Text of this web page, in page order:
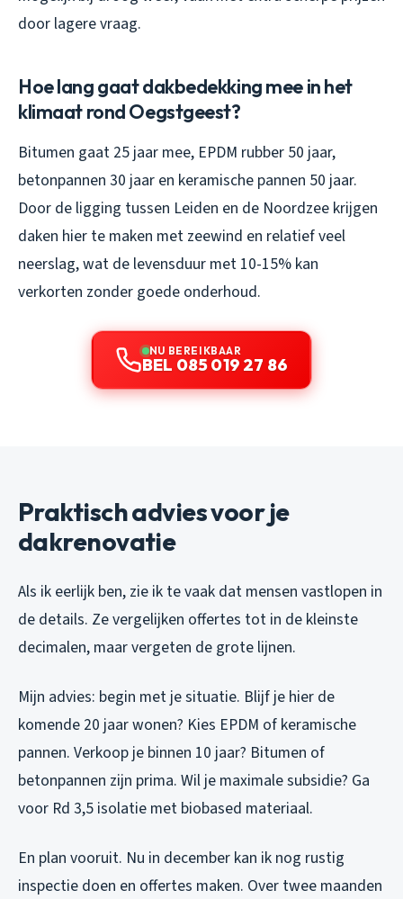
door lagere vraag.
Hoe lang gaat dakbedekking mee in het
klimaat rond Oegstgeest?
Bitumen gaat 25 jaar mee, EPDM rubber 50 jaar,
betonpannen 30 jaar en keramische pannen 50 jaar.
Door de ligging tussen Leiden en de Noordzee krijgen
daken hier te maken met zeewind en relatief veel
neerslag, wat de levensduur met 10-15% kan
verkorten zonder goede onderhoud.
NU BEREIKBAAR
BEL 085 019 27 86
Praktisch advies voor je
dakrenovatie
Als ik eerlijk ben, zie ik te vaak dat mensen vastlopen in
de details. Ze vergelijken offertes tot in de kleinste
decimalen, maar vergeten de grote lijnen.
Mijn advies: begin met je situatie. Blijf je hier de
komende 20 jaar wonen? Kies EPDM of keramische
pannen. Verkoop je binnen 10 jaar? Bitumen of
betonpannen zijn prima. Wil je maximale subsidie? Ga
voor Rd 3,5 isolatie met biobased materiaal.
En plan vooruit. Nu in december kan ik nog rustig
inspectie doen en offertes maken. Over twee maanden